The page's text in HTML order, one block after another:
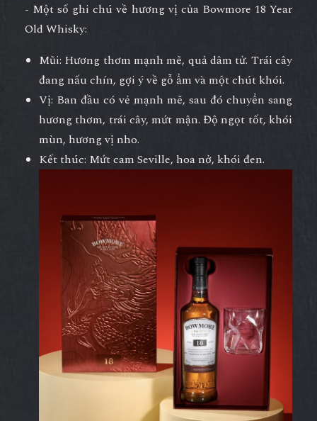
- Một số ghi chú về hương vị của Bowmore 18 Year
Old Whisky:
Mũi: Hương thơm mạnh mẽ, quả dâm tử. Trái cây
đang nấu chín, gợi ý về gỗ ẩm và một chút khói.
Vị: Ban đầu có vẻ mạnh mẽ, sau đó chuyển sang
hương thơm, trái cây, mứt mận. Độ ngọt tốt, khói
mùn, hương vị nho.
Kết thúc: Mứt cam Seville, hoa nở, khói đen.